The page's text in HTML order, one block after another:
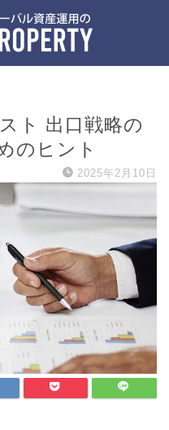
ト 出口戦略の
のヒント
2025年2月10日